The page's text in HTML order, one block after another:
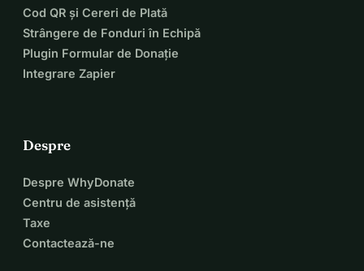
Cod QR și Cereri de Plată
Strângere de Fonduri în Echipă
Plugin Formular de Donație
Integrare Zapier
Despre
Despre WhyDonate
Centru de asistență
Taxe
Contactează-ne